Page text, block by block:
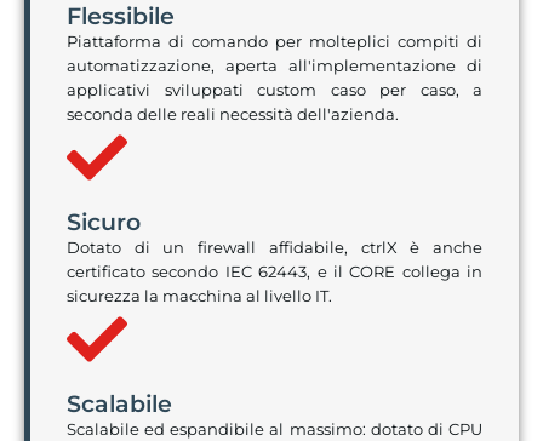
Flessibile
Piattaforma di comando per molteplici compiti di
automatizzazione, aperta all'implementazione di
applicativi sviluppati custom caso per caso, a
seconda delle reali necessità dell'azienda.
Sicuro
Dotato di un firewall affidabile, ctrlX è anche
certificato secondo IEC 62443, e il CORE collega in
sicurezza la macchina al livello IT.
Scalabile
Scalabile ed espandibile al massimo: dotato di CPU